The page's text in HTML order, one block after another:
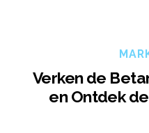
Verken de
en Ontdek